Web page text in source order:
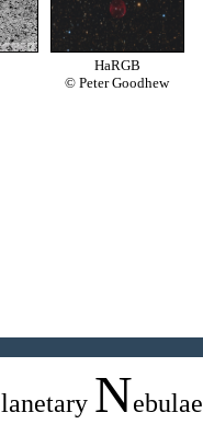
HaRGB
© Peter Goodhew
lanetary Nebulae